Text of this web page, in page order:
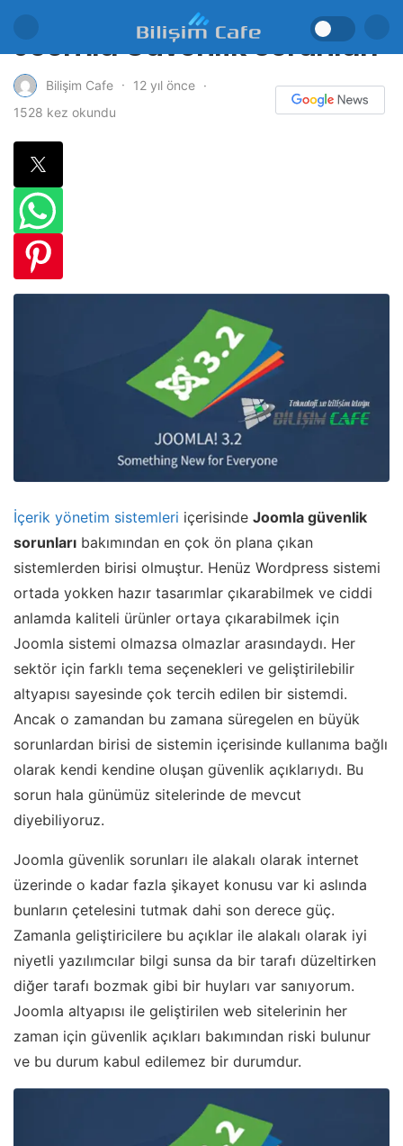
Joomla Güvenlik Sorunları
Bilişim Cafe
12 yıl önce
1528 kez okundu
İçerik yönetim sistemleri içerisinde Joomla güvenlik
sorunları bakımından en çok ön plana çıkan
sistemlerden birisi olmuştur. Henüz Wordpress sistemi
ortada yokken hazır tasarımlar çıkarabilmek ve ciddi
anlamda kaliteli ürünler ortaya çıkarabilmek için
Joomla sistemi olmazsa olmazlar arasındaydı. Her
sektör için farklı tema seçenekleri ve geliştirilebilir
altyapısı sayesinde çok tercih edilen bir sistemdi.
Ancak o zamandan bu zamana süregelen en büyük
sorunlardan birisi de sistemin içerisinde kullanıma bağlı
olarak kendi kendine oluşan güvenlik açıklarıydı. Bu
sorun hala günümüz sitelerinde de mevcut
diyebiliyoruz.
Joomla güvenlik sorunları ile alakalı olarak internet
üzerinde o kadar fazla şikayet konusu var ki aslında
bunların çetelesini tutmak dahi son derece güç.
Zamanla geliştiricilere bu açıklar ile alakalı olarak iyi
niyetli yazılımcılar bilgi sunsa da bir tarafı düzeltirken
diğer tarafı bozmak gibi bir huyları var sanıyorum.
Joomla altyapısı ile geliştirilen web sitelerinin her
zaman için güvenlik açıkları bakımından riski bulunur
ve bu durum kabul edilemez bir durumdur.